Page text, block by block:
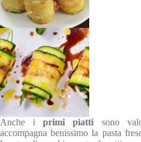
Anche iprimi piatti sono
accompagna benissimo la pasta